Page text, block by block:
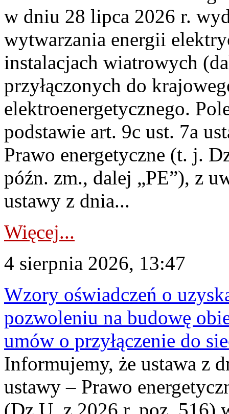
w dniu 28 lipca 2026 r.
wytwarzania energii
instalacjach wiatrowych
przyłączonych do
elektroenergetycznego.
podstawie art. 9c ust. 7a
Prawo energetyczne (t. j.
późn. zm., dalej „PE”), z
ustawy z dnia...
Więcej...
4 sierpnia 2026, 13:47
Wzory oświadczeń o
pozwoleniu na budowę
umów o przyłączenie do
Informujemy, że ustawa z
ustawy – Prawo